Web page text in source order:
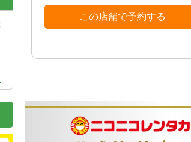
この店舗で予約する